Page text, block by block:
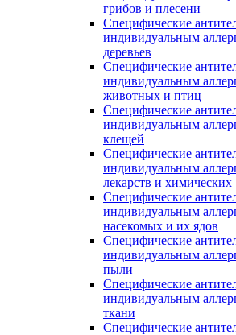
грибов и плесени
Специфические
индивидуальным
деревьев
Специфические
индивидуальным
животных и птиц
Специфические
индивидуальным
клещей
Специфические
индивидуальным
лекарств и химических
Специфические
индивидуальным
насекомых и их ядов
Специфические
индивидуальным
пыли
Специфические
индивидуальным
ткани
Специфические